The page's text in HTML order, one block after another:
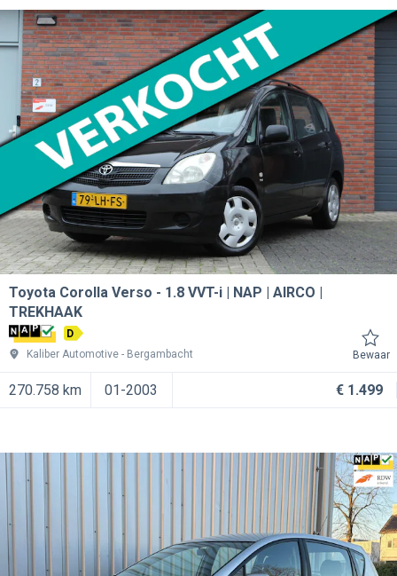
Toyota Corolla Verso
1.8 VVT-i | NAP | AIRCO |
TREKHAAK
D
Kaliber Automotive
Bergambacht Bewaar
270.758 km 01-2003 € 1.499